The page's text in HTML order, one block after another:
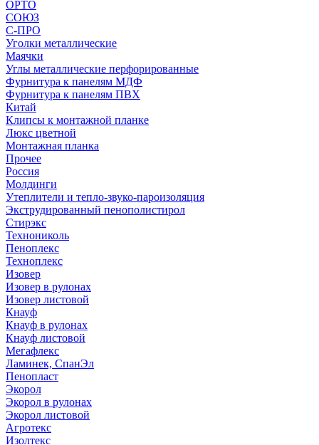
ОРТО
СОЮЗ
С-ПРО
Уголки металлические
Маячки
Углы металлические перфорированные
Фурнитура к панелям МДФ
Фурнитура к панелям ПВХ
Китай
Клипсы к монтажной планке
Люкс цветной
Монтажная планка
Прочее
Россия
Молдинги
Утеплители и тепло-звуко-пароизоляция
Экструдированный пенополистирол
Стирэкс
Технониколь
Пеноплекс
Техноплекс
Изовер
Изовер в рулонах
Изовер листовой
Кнауф
Кнауф в рулонах
Кнауф листовой
Мегафлекс
Ламинек, СпанЭл
Пенопласт
Экорол
Экорол в рулонах
Экорол листовой
Агротекс
Изолтекс